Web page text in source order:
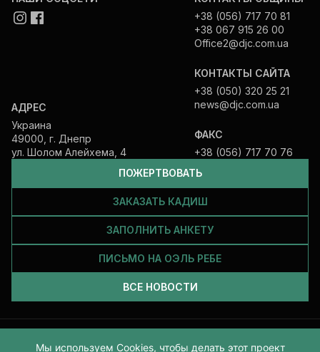
ПОЖЕРТВОВАТЬ
ЗАКАЗАТЬ КАДИШ
ЗАПОЛНИТЬ АНКЕТУ
ПИСЬМО НА ОЭЛЬ РЕБЕ
ВСЕ НОВОСТИ
АДРЕС
Украина
49000, г. Днепр
ул. Шолом Алейхема, 4
+38 (056) 717 70 81
+38 067 915 26 00
Office2@djc.com.ua
КОНТАКТЫ САЙТА
+38 (050) 320 25 21
news@djc.com.ua
ФАКС
+38 (056) 717 70 76
Все права защищены и принадлежат Еврейской общине Днепра.
Мы используем Cookies, чтобы делать этот проект